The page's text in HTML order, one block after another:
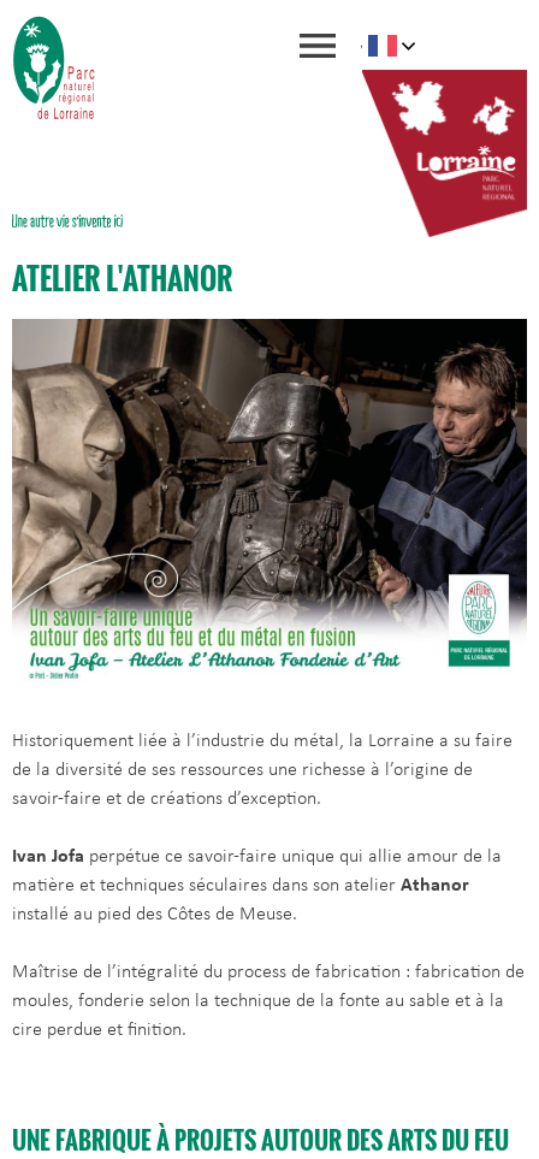
ATELIER L'ATHANOR
Historiquement liée à l’industrie du métal, la Lorraine a su faire
de la diversité de ses ressources une richesse à l’origine de
savoir-faire et de créations d’exception.
Ivan Jofa perpétue ce savoir-faire unique qui allie amour de la
matière et techniques séculaires dans son atelier Athanor
installé au pied des Côtes de Meuse.
Maîtrise de l’intégralité du process de fabrication : fabrication de
moules, fonderie selon la technique de la fonte au sable et à la
cire perdue et finition.
UNE FABRIQUE À PROJETS AUTOUR DES ARTS DU FEU